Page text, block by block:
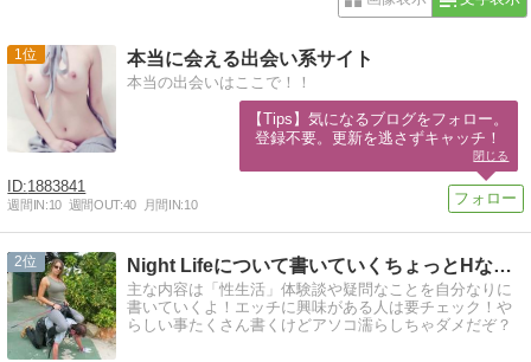
1 本当に会える出会い系サイト
本当の出会いはここで！！
1883841
週間IN:10 週間OUT:40 月間IN:10
2 Night Lifeについて書いていくちょっとHなブログ
主な内容は「性生活」体験談や疑問なことを自分なりに
書いていくよ！エッチに興味がある人は要チェック！や
らしい事たくさん書くけどアソコ濡らしちゃダメだぞ？
【Tips】気になるブログをフォロー。
登録不要。更新を逃さずキャッチ！
閉じる